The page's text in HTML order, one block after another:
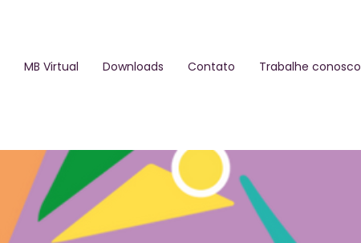
MB Virtual Downloads Contato Trabalhe conosco